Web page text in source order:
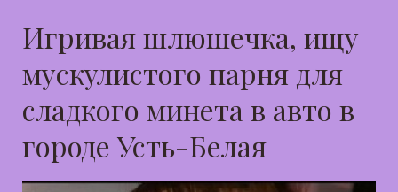
Игривая шлюшечка, ищу
мускулистого парня для
сладкого минета в авто в
городе Усть-Белая